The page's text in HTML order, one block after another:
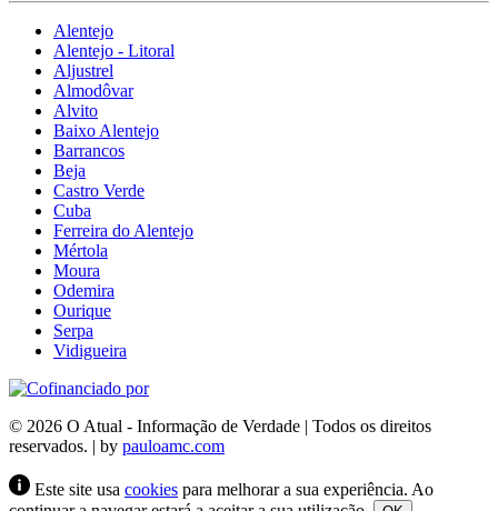
Alentejo
Alentejo - Litoral
Aljustrel
Almodôvar
Alvito
Baixo Alentejo
Barrancos
Beja
Castro Verde
Cuba
Ferreira do Alentejo
Mértola
Moura
Odemira
Ourique
Serpa
Vidigueira
© 2026 O Atual - Informação de Verdade | Todos os direitos
reservados. | by pauloamc.com
Este site usa cookies para melhorar a sua experiência. Ao